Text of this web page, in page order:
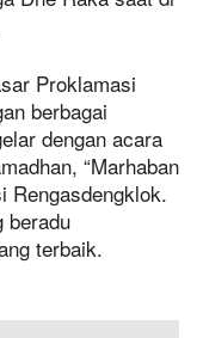
Proklamasi
berbagai
dengan acara
“Marhaban
Rengasdengklok.
beradu
terbaik.